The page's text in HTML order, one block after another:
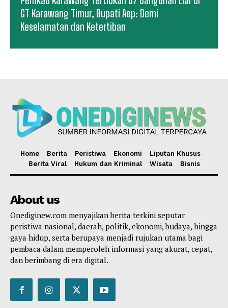
GT Karawang Timur, Bupati Aep: Demi
Keselamatan dan Ketertiban
Home Berita Peristiwa Ekonomi
Liputan Khusus
Berita Viral
Hukum dan Kriminal Wisata Bisnis
About us
Onediginew.com menyajikan berita terkini seputar
peristiwa nasional, daerah, politik, ekonomi, budaya, hingga
gaya hidup, serta berupaya menjadi rujukan utama bagi
pembaca dalam memperoleh informasi yang akurat, cepat,
dan berimbang di era digital.